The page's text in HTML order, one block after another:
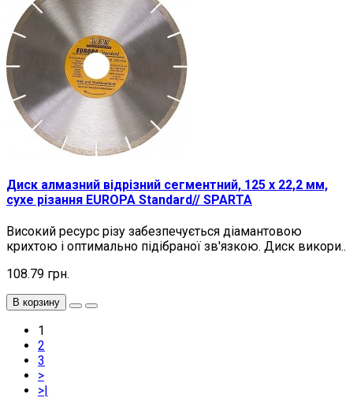
Диск алмазний відрізний сегментний, 125 х 22,2 мм,
сухе різання EUROPA Standard// SPARTA
Високий ресурс різу забезпечується діамантовою
крихтою і оптимально підібраної зв'язкою. Диск викори..
108.79 грн.
В корзину
1
2
3
>
>|